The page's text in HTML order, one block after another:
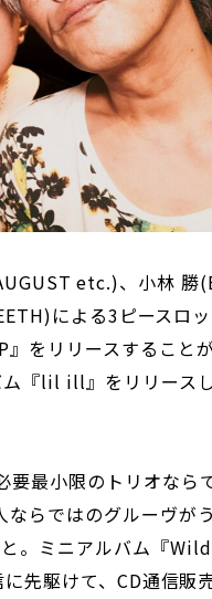
etc.)、小林 勝
による3ピースロ
をリリースすること
『lil ill』をリリース
最小限のトリオなら
らではのグルーヴが
。ミニアルバム『
先駆けて、CD通信販